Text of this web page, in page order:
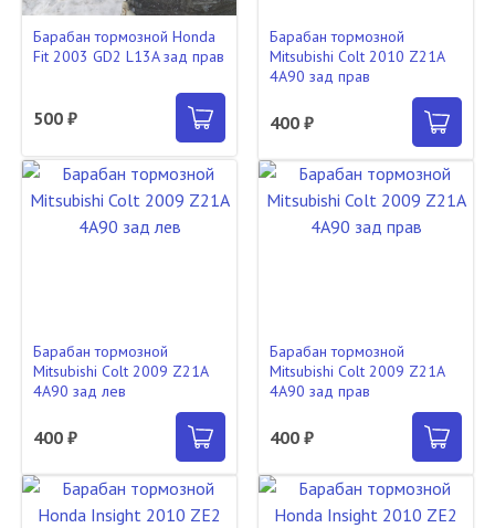
Барабан тормозной Honda
Fit 2003 GD2 L13A зад прав
500 ₽
Барабан тормозной
Mitsubishi Colt 2010 Z21A
4A90 зад прав
400 ₽
Барабан тормозной
Mitsubishi Colt 2009 Z21A
4A90 зад лев
400 ₽
Барабан тормозной
Mitsubishi Colt 2009 Z21A
4A90 зад прав
400 ₽